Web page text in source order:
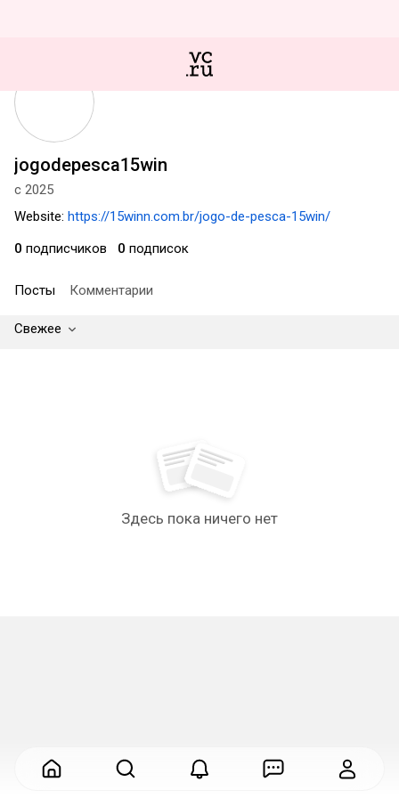
jogodepesca15win
с 2025
Website: https://15winn.com.br/jogo-de-pesca-15win/
0 подписчиков 0 подписок
Посты Комментарии
Свежее
Здесь пока ничего нет